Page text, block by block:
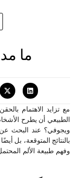
ما
مع تزايد الاهتمام
الطبيعي أن يطرح
ويجوفي؟ عند البحث عن
بالنتائج المتوقعة، بل
وفهم طبيعة الألم